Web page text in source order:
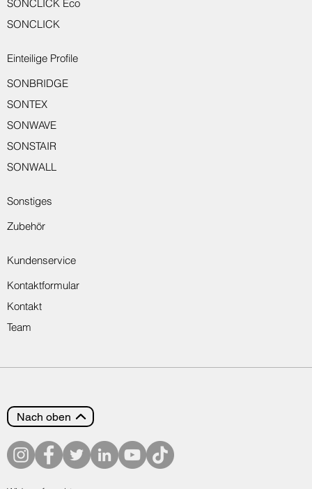
Einteilige Profile
Kundenservice
SONCLICK Eco
Sonstiges
SONCLICK
SONBRIDGE
SONTEX
Zubehör
Kontaktformular
SONWAVE
Kontakt
SONSTAIR
Team
SONWALL
Nach oben